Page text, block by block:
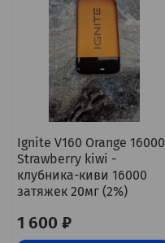
Ignite V160 Orange 16000
Strawberry kiwi -
клубника-киви 16000
затяжек 20мг (2%)
1 600 ₽